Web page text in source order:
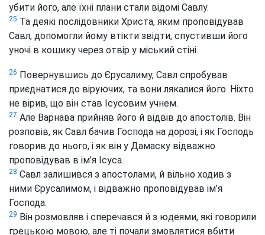
убити його, але їхні плани стали відомі Савлу.
25 Та деякі послідовники Христа, яким проповідував
Савл, допомогли йому втікти звідти, спустивши його
уночі в кошику через отвір у міський стіні.
26 Повернувшись до Єрусалиму, Савл спробував
приєднатися до віруючих, та вони лякалися його. Ніхто
не вірив, що він став Ісусовим учнем.
27 Але Варнава прийняв його й відвів до апостолів. Він
розповів, як Савл бачив Господа на дорозі, і як Господь
говорив до нього, і як він у Дамаску відважно
проповідував в ім’я Ісуса.
28 Савл залишився з апостолами, й вільно ходив з
ними Єрусалимом, і відважно проповідував ім’я
Господа.
29 Він розмовляв і сперечався й з юдеями, які говорили
грецькою мовою, але ті почали змовлятися вбити